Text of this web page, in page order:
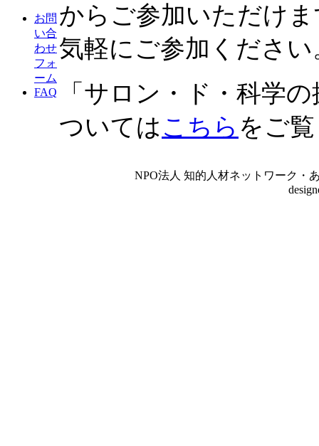
お問
い合
わせ
フォ
ーム
FAQ
からご参加いただけ
気軽にご参加ください
「サロン・ド・科学
ついてはこちら をご
NPO法人 知的人材ネットワーク・